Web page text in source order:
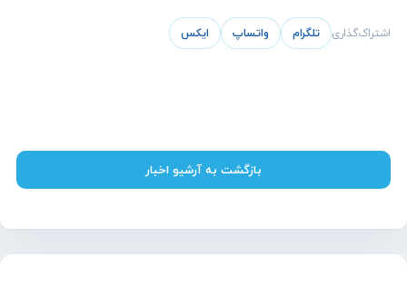
اشتراک‌گذاری تلگرام واتساپ ایکس
بازگشت به آرشیو اخبار